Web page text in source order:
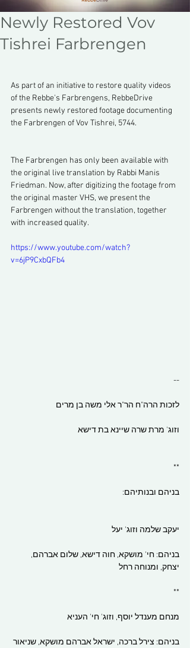
Newly Restored Vov
Tishrei Farbrengen
As part of an initiative to restore quality videos
of the Rebbe's Farbrengens, RebbeDrive
presents newly restored footage documenting
the Farbrengen of Vov Tishrei, 5744.
The Farbrengen has only been available with
the original live translation by Rabbi Manis
Friedman. Now, after digitizing the footage from
the original master VHS, we present the
Farbrengen without the translation, together
with increased quality.
https://www.youtube.com/watch?
v=6jP9CxbQFb4
--
לזכות הרה"ח הר"ר אלי משה בן מרים
וזוג' מרת שרה שיינא בת דישא
**
בניהם ובנותיהם:
יעקב שלמה וזוג' יעל
בניהם: חי' מושקא, חוה דישא, שלום אברהם,
יצחק, ומנוחה רחל
**
מנחם מענדל יוסף, וזוג' חי' העניא
בניהם: צירל ברכה, ישראל אברהם מושקא, שניאור